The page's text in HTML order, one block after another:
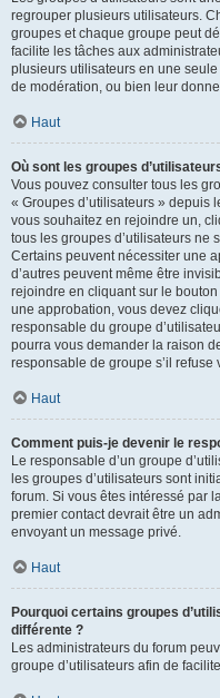
regrouper plusieurs utilisateurs.
groupes et chaque groupe peut
facilite les tâches aux
plusieurs utilisateurs en une
de modération, ou bien leur
Haut
Où sont les groupes
Vous pouvez consulter tous les
« Groupes d’utilisateurs » depuis
vous souhaitez en rejoindre un,
tous les groupes d’utilisateurs ne
Certains peuvent nécessiter une
d’autres peuvent même être
rejoindre en cliquant sur le
une approbation, vous devez
responsable du groupe
pourra vous demander la raison
responsable de groupe s’il refuse
Haut
Comment puis-je devenir le
Le responsable d’un groupe
les groupes d’utilisateurs sont
forum. Si vous êtes intéressé par
premier contact devrait être un
envoyant un message privé.
Haut
Pourquoi certains groupes
différente ?
Les administrateurs du forum
groupe d’utilisateurs afin de